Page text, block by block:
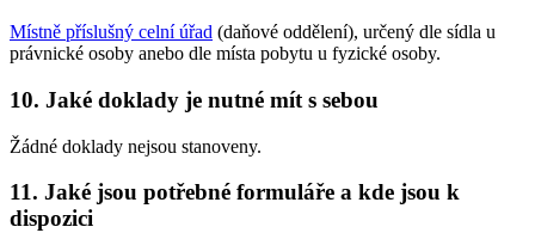
Místně příslušný celní úřad (daňové oddělení), určený dle sídla u
právnické osoby anebo dle místa pobytu u fyzické osoby.
10. Jaké doklady je nutné mít s sebou
Žádné doklady nejsou stanoveny.
11. Jaké jsou potřebné formuláře a kde jsou k
dispozici